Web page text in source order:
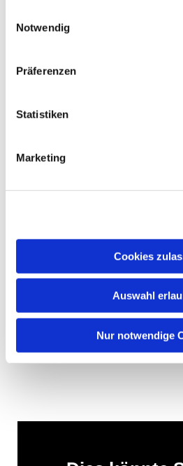
Notwendig
Präferenzen
Statistiken
Marketing
Cookies
Auswahl
Nur notwendige
Neben musikalischem Wissen
Konzentrationsfähigkeit,
soziale Kontakte.
ganzen Persönlichkeit!